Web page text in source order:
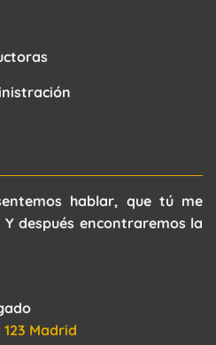
hablar, que tú me
después encontraremos la
Madrid